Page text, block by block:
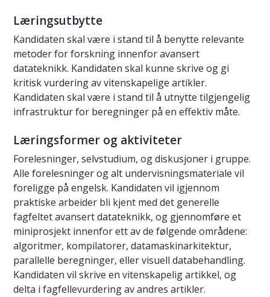
Læringsutbytte
Kandidaten skal være i stand til å benytte relevante
metoder for forskning innenfor avansert
datateknikk. Kandidaten skal kunne skrive og gi
kritisk vurdering av vitenskapelige artikler.
Kandidaten skal være i stand til å utnytte tilgjengelig
infrastruktur for beregninger på en effektiv måte.
Læringsformer og aktiviteter
Forelesninger, selvstudium, og diskusjoner i gruppe.
Alle forelesninger og alt undervisningsmateriale vil
foreligge på engelsk. Kandidaten vil igjennom
praktiske arbeider bli kjent med det generelle
fagfeltet avansert datateknikk, og gjennomføre et
miniprosjekt innenfor ett av de følgende områdene:
algoritmer, kompilatorer, datamaskinarkitektur,
parallelle beregninger, eller visuell databehandling.
Kandidaten vil skrive en vitenskapelig artikkel, og
delta i fagfellevurdering av andres artikler.